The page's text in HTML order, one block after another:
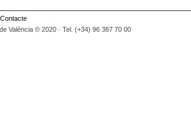
Contacte
València © 2020 · Tel. (+34) 96 387 70 00